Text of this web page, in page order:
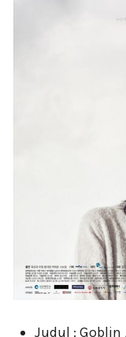
Judul : Goblin